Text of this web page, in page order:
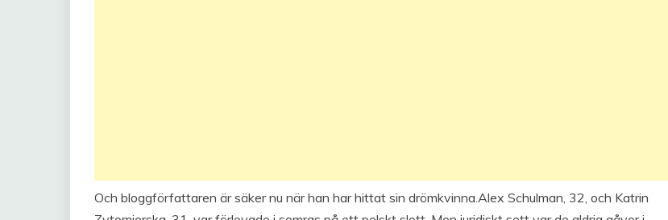
Och bloggförfattaren är säker nu när han har hittat sin drömkvinna.Alex Schulman, 32, och Katrin